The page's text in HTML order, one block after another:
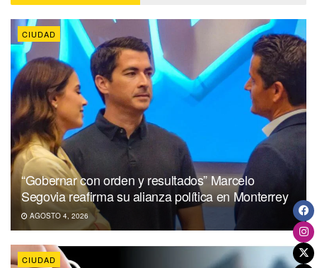
CIUDAD
“Gobernar con orden y resultados” Marcelo
Segovia reafirma su alianza política en Monterrey
AGOSTO 4, 2026
CIUDAD